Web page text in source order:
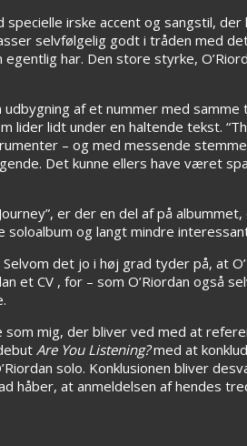
irske accent og sangstil, der
selvfølgelig godt i tråden med
har. Den store styrke,
af et nummer med samme
lider lidt under en haltende tekst.
– og med messende
Det kunne ellers have været
er der en del af på
og langt mindre
det jo i høj grad tyder på, at
et CV , for – som O’Riordan også
mig, der bliver ved med at
Are You Listening?med at
solo. Konklusionen bliver
håber, at anmeldelsen af hendes